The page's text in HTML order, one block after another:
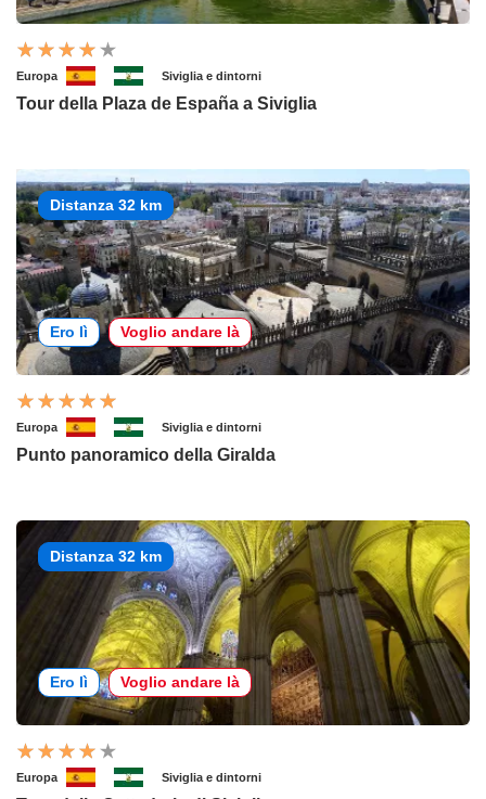
Europa Siviglia e dintorni
Tour della Plaza de España a Siviglia
Distanza 32 km
Ero lì Voglio andare là
Europa Siviglia e dintorni
Punto panoramico della Giralda
Distanza 32 km
Ero lì Voglio andare là
Europa Siviglia e dintorni